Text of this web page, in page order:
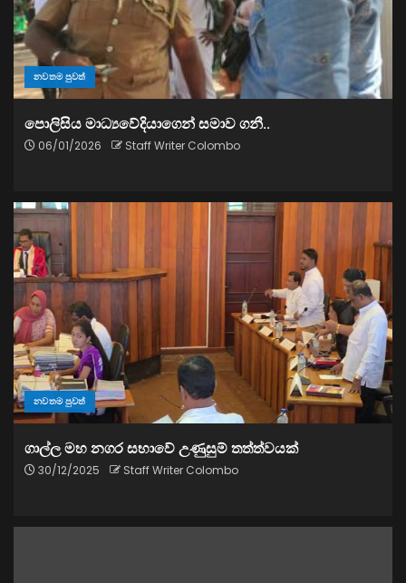
නවතම පුවත්
පොලිසිය මාධ්‍යවේදියාගෙන් සමාව ගනී..
06/01/2026 Staff Writer Colombo
නවතම පුවත්
ගාල්ල මහ නගර සභාවේ උණුසුම් තත්ත්වයක්
30/12/2025 Staff Writer Colombo